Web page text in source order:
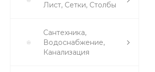
Лист, Сетки, Столбы
Сантехника,
Водоснабжение,
Канализация